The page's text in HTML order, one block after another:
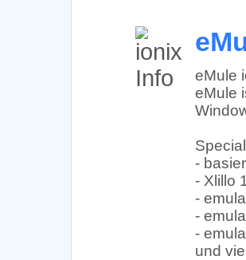
eMule
eMule
-
- Xlillo
-
-
-
und